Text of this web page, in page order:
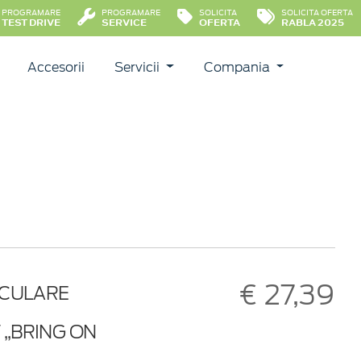
PROGRAMARE
TEST DRIVE
PROGRAMARE
SERVICE
SOLICITA
OFERTA
SOLICITA OFERTA
RABLA 2025
Accesorii Servicii Compania
ON
€ 27,39